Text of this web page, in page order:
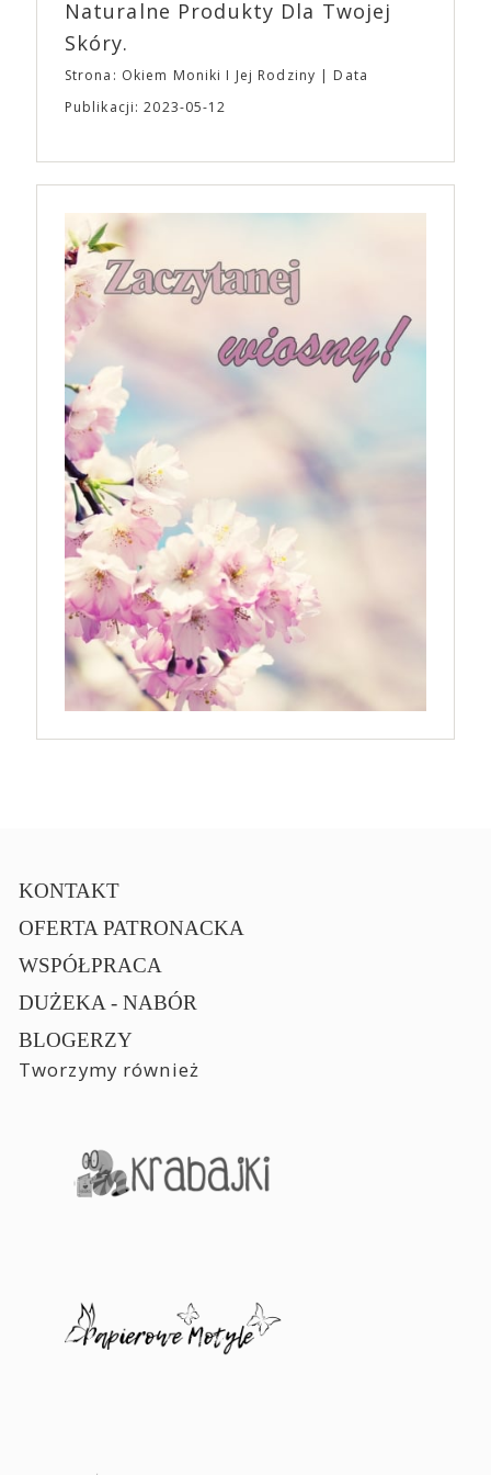
Naturalne Produkty Dla Twojej
Skóry.
Strona: Okiem Moniki I Jej Rodziny
Data
Publikacji: 2023-05-12
KONTAKT
OFERTA PATRONACKA
WSPÓŁPRACA
DUŻEKA - NABÓR
BLOGERZY
Tworzymy również